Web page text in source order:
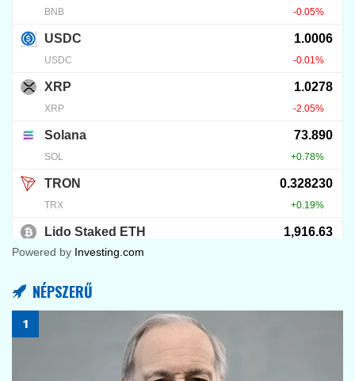
Powered by Investing.com
NÉPSZERŰ